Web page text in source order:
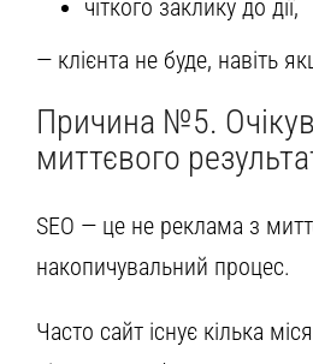
чіткого заклику до дії,
— клієнта не буде, навіть
Причина №5.
миттєвого
SEO — це не реклама з
накопичувальний процес.
Часто сайт існує кілька